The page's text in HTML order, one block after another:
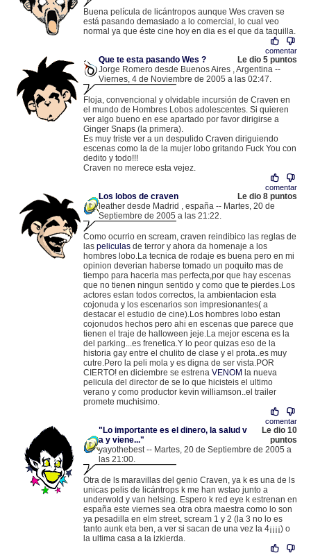
Buena película de licántropos aunque Wes craven se
está pasando demasiado a lo comercial, lo cual veo
normal ya que éste cine hoy en dia es el que da taquilla.
comentar
Que te esta pasando Wes ?
Le dio 5 puntos
Jorge Romero desde Buenos Aires , Argentina --
Viernes, 4 de Noviembre de 2005 a las 02:47.
Floja, convencional y olvidable incursión de Craven en
el mundo de Hombres Lobos adolescentes. Si quieren
ver algo bueno en ese apartado por favor dirigirse a
Ginger Snaps (la primera).
Es muy triste ver a un despulido Craven diriguiendo
escenas como la de la mujer lobo gritando Fuck You con
dedito y todo!!!
Craven no merece esta vejez.
comentar
Los lobos de craven
Le dio 8 puntos
leather desde Madrid , españa -- Martes, 20 de
Septiembre de 2005 a las 21:22.
Como ocurrio en scream, craven reindibico las reglas de
las peliculas de terror y ahora da homenaje a los
hombres lobo.La tecnica de rodaje es buena pero en mi
opinion deverian haberse tomado un poquito mas de
tiempo para hacerla mas perfecta,por que hay escenas
que no tienen ningun sentido y como que te pierdes.Los
actores estan todos correctos, la ambientacion esta
cojonuda y los escenarios son impresionantes( a
destacar el estudio de cine).Los hombres lobo estan
cojonudos hechos pero ahi en escenas que parece que
tienen el traje de halloween jeje.La mejor escena es la
del parking...es frenetica.Y lo peor quizas eso de la
historia gay entre el chulito de clase y el prota..es muy
cutre.Pero la peli mola y es digna de ser vista.POR
CIERTO! en diciembre se estrena VENOM la nueva
pelicula del director de se lo que hicisteis el ultimo
verano y como productor kevin williamson..el trailer
promete muchisimo.
comentar
"Lo importante es el dinero, la salud v
a y viene..."
Le dio 10
puntos
yayothebest -- Martes, 20 de Septiembre de 2005 a
las 21:00.
Otra de ls maravillas del genio Craven, ya k es una de ls
unicas pelis de licántrops k me han wstao junto a
underwold y van helsing. Espero k red eye k estrenan en
españa este viernes sea otra obra maestra como lo son
ya pesadilla en elm street, scream 1 y 2 (la 3 no lo es
tanto aunk eta ben, a ver si sacan de una vez la 4¡¡¡¡) o
la ultima casa a la izkierda.